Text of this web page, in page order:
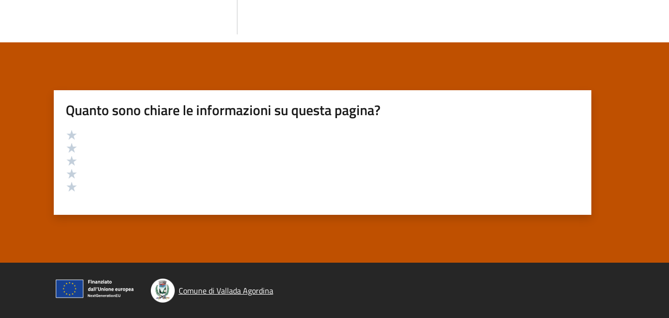
Quanto sono chiare le informazioni su questa pagina?
Valutazione
Comune di Vallada Agordina